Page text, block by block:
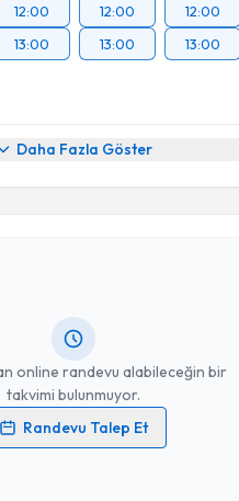
12:00
13:00
12:00
13:00
12:00
13:00
Daha Fazla Göster
online randevu alabileceğin bir
takvimi bulunmuyor.
Randevu Talep Et
işlenmesine ilişkinAydınlatma Metni